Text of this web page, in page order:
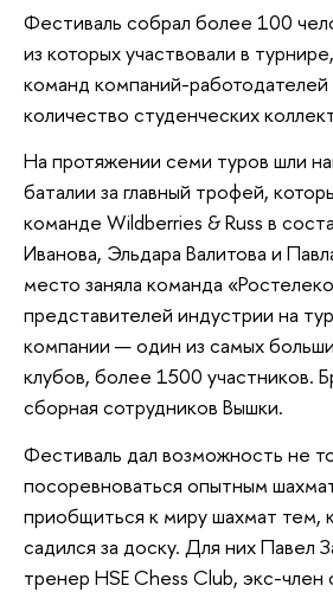
Фестиваль собрал более 100
из которых участвовали в
команд компаний-
количество студенческих
На протяжении семи туров шли
баталии за главный трофей,
команде Wildberries & Russ в
Иванова, Эльдара Валитова и
место заняла команда
представителей индустрии на
компании — один из самых
клубов, более 1500 участников.
сборная сотрудников Вышки.
Фестиваль дал возможность не
посоревноваться опытным
приобщиться к миру шахмат тем,
садился за доску. Для них Павел
тренер HSE Chess Club, экс-